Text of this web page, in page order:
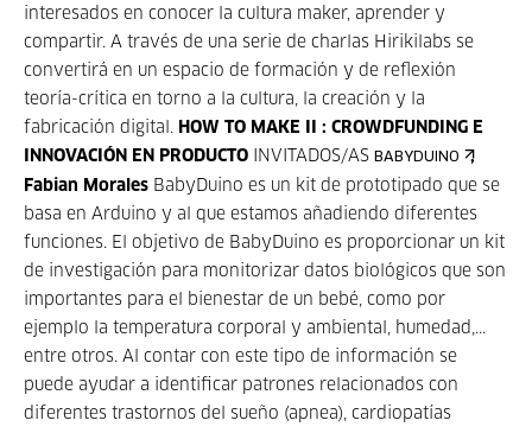
interesados en conocer la cultura maker, aprender y
compartir. A través de una serie de charlas Hirikilabs se
convertirá en un espacio de formación y de reflexión
teoría-crítica en torno a la cultura, la creación y la
fabricación digital. HOW TO MAKE II : CROWDFUNDING E
INNOVACIÓN EN PRODUCTO INVITADOS/AS BABYDUINO
,
Fabian Morales BabyDuino es un kit de prototipado que se
basa en Arduino y al que estamos añadiendo diferentes
funciones. El objetivo de BabyDuino es proporcionar un kit
de investigación para monitorizar datos biológicos que son
importantes para el bienestar de un bebé, como por
ejemplo la temperatura corporal y ambiental, humedad,...
entre otros. Al contar con este tipo de información se
puede ayudar a identificar patrones relacionados con
diferentes trastornos del sueño (apnea), cardiopatías